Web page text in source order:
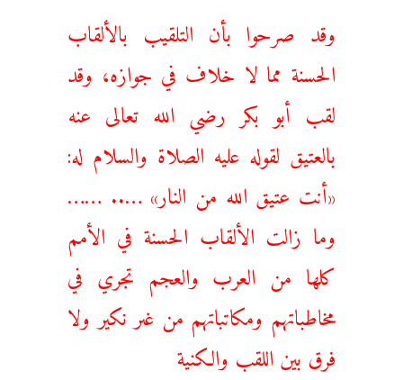
وقد صرحوا بأن التلقيب بالألقاب
الحسنة مما لا خلاف في جوازه، ‌وقد
‌لقب أبو بكر رضي الله تعالى عنه
بالعتيق لقوله عليه الصلاة والسلام له:
«أنت عتيق الله من النار» ….. ……
وما ‌زالت ‌الألقاب الحسنة في الأمم
كلها من العرب والعجم تجري في
مخاطباتهم ومكاتباتهم من غىر نكير ولا
فرق بين اللقب والكنية